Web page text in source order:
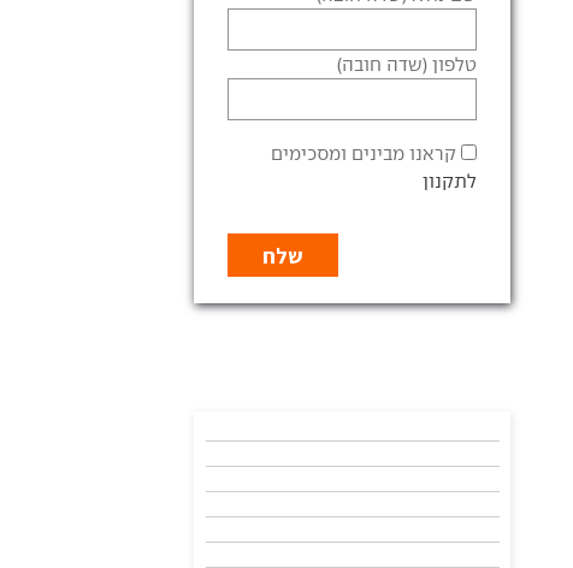
טלפון (שדה חובה)
קראנו מבינים ומסכימים
לתקנון